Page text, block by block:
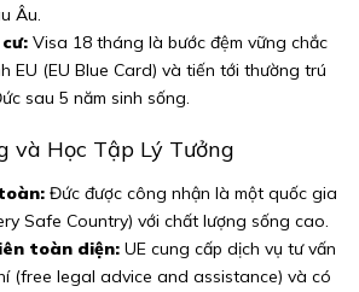
Âu.
Visa 18 tháng là bước đệm vững chắc
EU (EU Blue Card) và tiến tới thường trú
sau 5 năm sinh sống.
và Học Tập Lý Tưởng
Đức được công nhận là một quốc gia
Safe Country) với chất lượng sống cao.
toàn diện: UE cung cấp dịch vụ tư vấn
(free legal advice and assistance) và có